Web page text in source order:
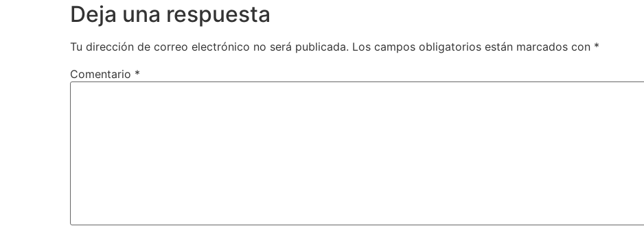
Deja una respuesta
Tu dirección de correo electrónico no será publicada. Los campos obligatorios están marcados con *
Comentario *